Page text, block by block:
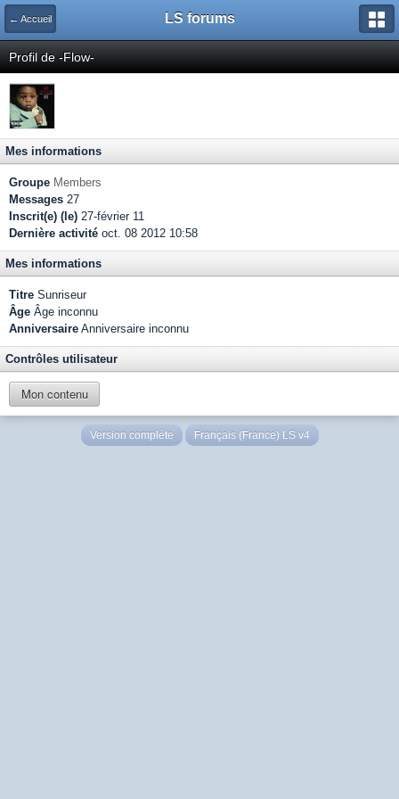
← Accueil LS forums
Profil de -Flow-
Mes informations
Groupe Members
Messages 27
Inscrit(e) (le) 27-février 11
Dernière activité oct. 08 2012 10:58
Mes informations
Titre Sunriseur
Âge Âge inconnu
Anniversaire Anniversaire inconnu
Contrôles utilisateur
Mon contenu
Version complète Français (France) LS v4